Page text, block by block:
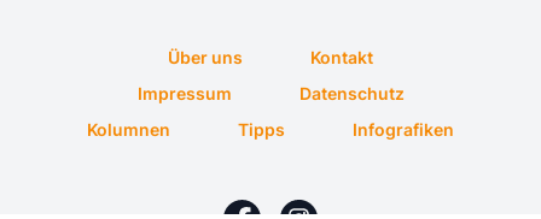
Über uns
Kontakt
Impressum
Datenschutz
Kolumnen
Tipps Infografiken